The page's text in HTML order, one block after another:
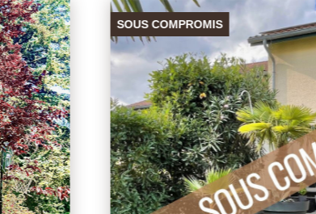
SOUS COMPROMIS